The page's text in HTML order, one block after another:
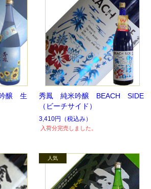
醸 生
秀鳳 純米吟醸 BEACH SIDE
（ビーチサイド）
3,410円 （税込み）
入荷分完売しました。